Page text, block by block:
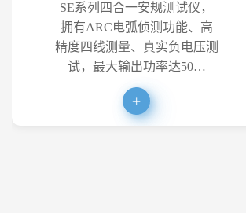
SE系列四合一安规测试仪，
拥有ARC电弧侦测功能、高
精度四线测量、真实负电压测
试，最大输出功率达50…